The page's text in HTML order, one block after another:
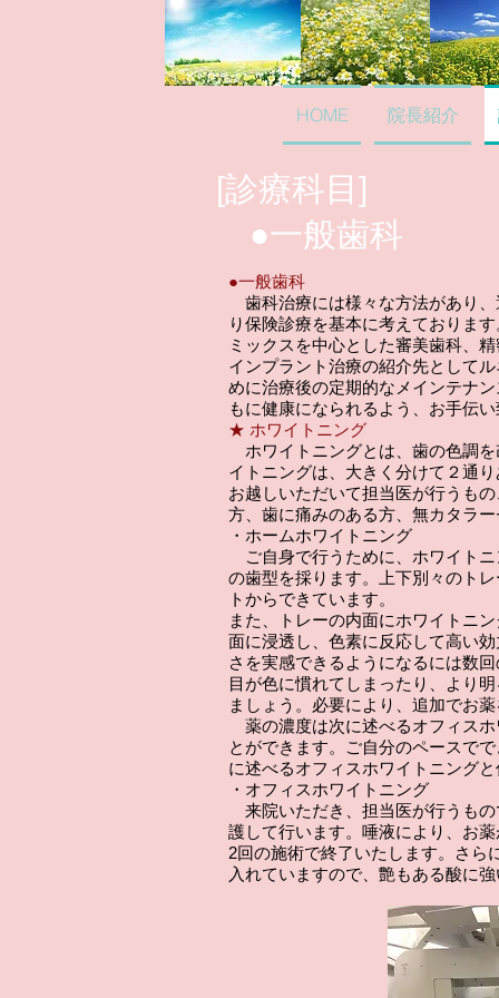
HOME 院長紹介
●一般歯科
歯科治療には様々な方法があり
り保険診療を基本に考えております
ミックスを中心とした審美歯科、
インプラント治療の紹介先として
めに治療後の定期的なメインテナ
もに健康になられるよう、お手伝
★ ホワイトニング
ホワイトニングとは、歯の色調
イトニングは、大きく分けて２通
お越しいただいて担当医が行うも
方、歯に痛みのある方、無カタラ
・ホームホワイトニング
ご自身で行うために、ホワイト
の歯型を採ります。上下別々のト
トからできています。
また、トレーの内面にホワイトニ
面に浸透し、色素に反応して高い
さを実感できるようになるには数
目が色に慣れてしまったり、より
ましょう。必要により、追加でお
薬の濃度は次に述べるオフィス
とができます。ご自分のペースで
に述べるオフィスホワイトニング
・オフィスホワイトニング
来院いただき、担当医が行うも
護して行います。唾液により、お
2回の施術で終了いたします。さら
入れていますので、艶もある酸に
​[診療科目]
●一般歯科